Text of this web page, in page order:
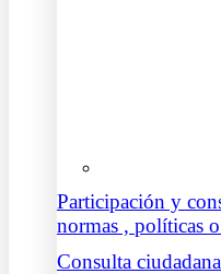
Participación y
normas , políticas
Consulta ciudadana